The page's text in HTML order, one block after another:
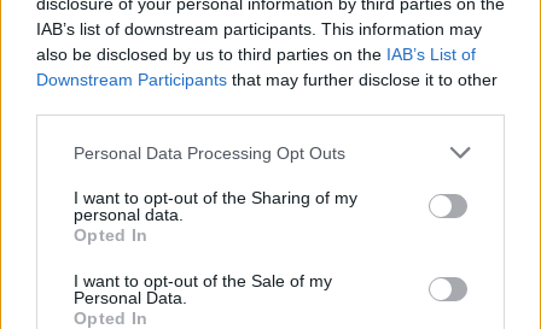
IAB’s list of downstream participants. This information may
also be disclosed by us to third parties on the IAB’s List of
Downstream Participants that may further disclose it to other
Personal Data Processing Opt Outs
I want to opt-out of the Sharing of my
personal data.
Opted In
I want to opt-out of the Sale of my
Personal Data.
Opted In
00:00:30
Vaizdai iš tragiškos avarijos Vilniaus r.: dviejų moterų ir
vaiko gyvybių išgelbėti nepavyko
Savaitės vidurys nusimato karštas: temperatūra kils iki
32 laipsnių šilumos